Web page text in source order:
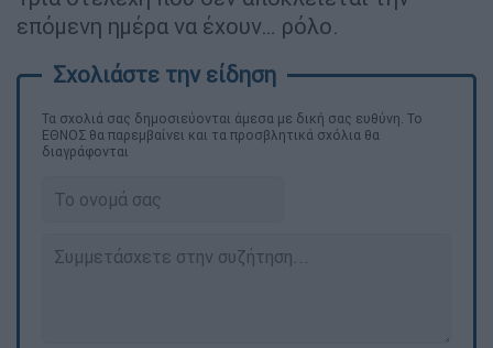
επόμενη ημέρα να έχουν… ρόλο.
Τα σχολιά σας δημοσιεύονται άμεσα με δική σας ευθύνη. Το
ΕΘΝΟΣ θα παρεμβαίνει και τα προσβλητικά σχόλια θα
διαγράφονται